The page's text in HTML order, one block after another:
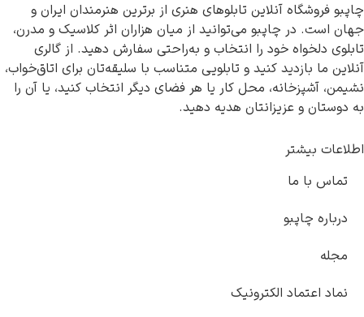
فروشگاه آنلاین تابلوهای هنری از برترین هنرمندان ایران و
در چاپبو می‌توانید از میان هزاران اثر کلاسیک و مدرن،
دلخواه خود را انتخاب و به‌راحتی سفارش دهید. از گالری
ما بازدید کنید و تابلویی متناسب با سلیقه‌تان برای اتاق‌خواب،
آشپزخانه، محل کار یا هر فضای دیگر انتخاب کنید، یا آن را
و عزیزانتان هدیه دهید.
بیشتر
با ما
چاپبو
اعتماد الکترونیک